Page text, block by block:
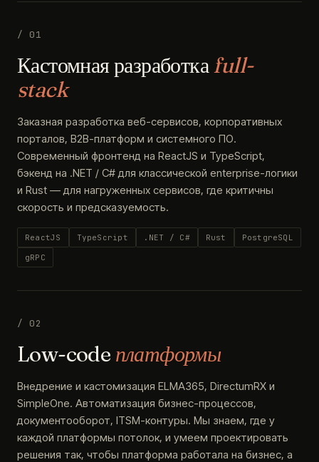
/ 01
Кастомная разработкаfull-
stack
Заказная разработка веб-сервисов, корпоративных
порталов, B2B-платформ и системного ПО.
Современный фронтенд на ReactJS и TypeScript,
бэкенд на .NET / C# для классической enterprise-логики
и Rust — для нагруженных сервисов, где критичны
скорость и предсказуемость.
ReactJS TypeScript .NET / C# Rust
PostgreSQL
gRPC
/ 02
Low-code платформы
Внедрение и кастомизация ELMA365, DirectumRX и
SimpleOne. Автоматизация бизнес-процессов,
документооборот, ITSM-контуры. Мы знаем, где у
каждой платформы потолок, и умеем проектировать
решения так, чтобы платформа работала на бизнес, а